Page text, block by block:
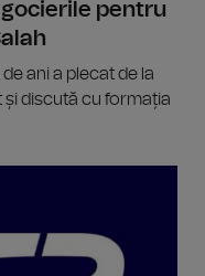
pentru
ani a plecat de la
și discută cu formația